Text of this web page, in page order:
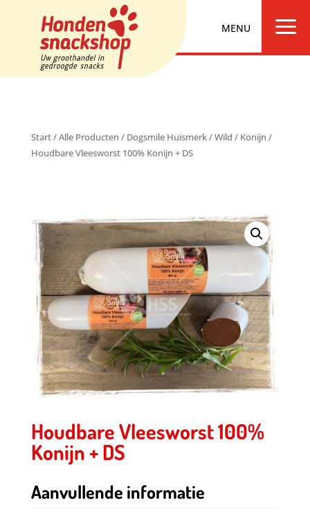
a
Start/Alle Producten / Dogsmile Huismerk/Wild / Konijn /
Houdbare Vleesworst 100% Konijn + DS
Houdbare Vleesworst 100%
Konijn + DS
Aanvullende informatie